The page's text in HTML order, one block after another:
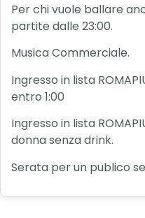
Per chi vuole ballare
partite dalle 23:00.
Musica Commerciale.
Ingresso in lista
entro 1:00
Ingresso in lista
donna senza drink.
Serata per un publico